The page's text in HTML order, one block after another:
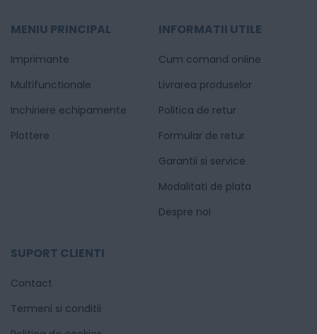
MENIU PRINCIPAL
Imprimante
Multifunctionale
Inchiriere echipamente
Plottere
INFORMATII UTILE
Cum comand online
Livrarea produselor
Politica de retur
Formular de retur
Garantii si service
Modalitati de plata
Despre noi
SUPORT CLIENTI
Contact
Termeni si conditii